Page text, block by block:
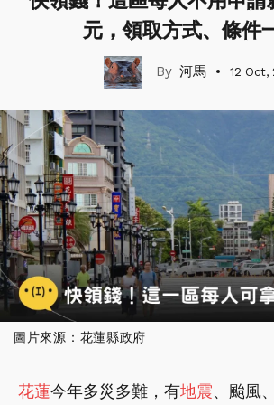
元，領取方式、條件
河馬 12 Oct,
圖片來源：花蓮縣政府
花蓮今年多災多難，有地震、颱風